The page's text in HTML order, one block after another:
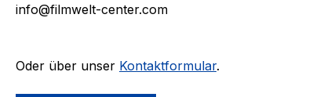
info@filmwelt-center.com
Oder über unser Kontaktformular.